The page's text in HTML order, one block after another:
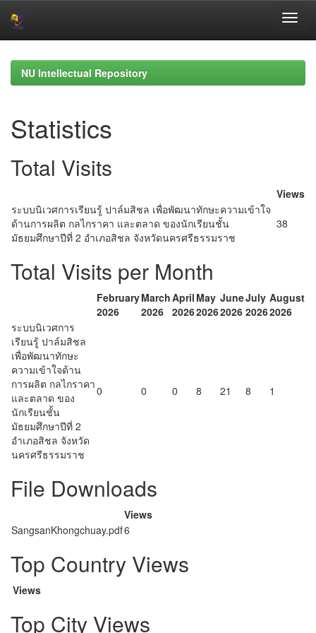
navigationNU Intellectual Repository
Statistics
Total Visits
Views
ระบบนิเวศการเรียนรู้ ปาล์มสิชล เพื่อพัฒนาทักษะความเข้าใจ
ด้านการผลิต กลไกราคา และตลาด ของนักเรียนชั้น
มัธยมศึกษาปีที่ 2 อำเภอสิชล จังหวัดนครศรีธรรมราช
38
Total Visits per Month
February
2026
March
2026
April
2026
May
2026
June
2026
July
2026
August
2026
ระบบนิเวศการ
เรียนรู้ ปาล์มสิชล
เพื่อพัฒนาทักษะ
ความเข้าใจด้าน
การผลิต กลไกราคา
และตลาด ของ
นักเรียนชั้น
มัธยมศึกษาปีที่ 2
อำเภอสิชล จังหวัด
นครศรีธรรมราช
0 0 0 8 21 8 1
File Downloads
Views
SangsanKhongchuay.pdf6
Top Country Views
Views
Top City Views